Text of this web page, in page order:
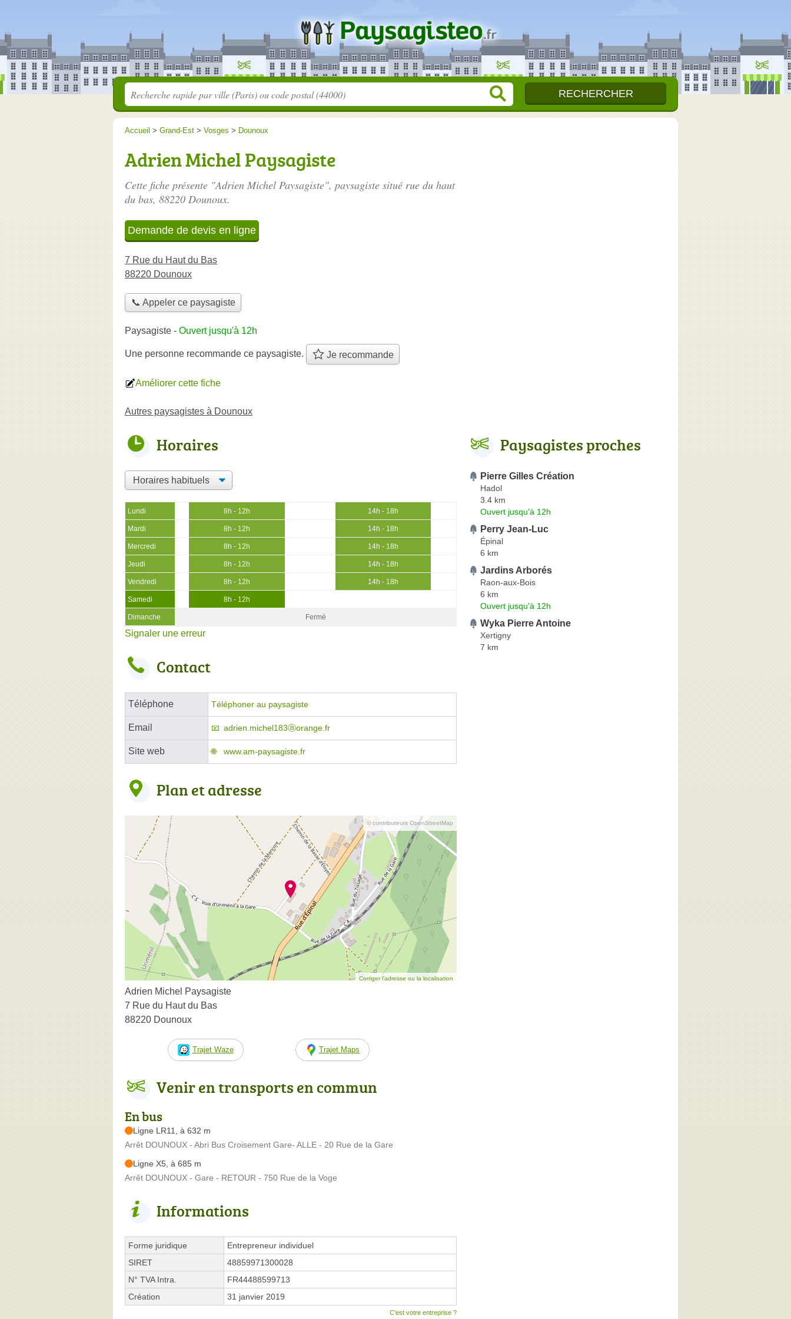
Accueil > Grand-Est > Vosges > Dounoux
Adrien Michel Paysagiste
Cette fiche présente "Adrien Michel Paysagiste", paysagiste situé rue du haut
du bas, 88220 Dounoux.
Demande de devis en ligne
7 Rue du Haut du Bas
88220 Dounoux
📞 Appeler ce paysagiste
Paysagiste - Ouvert jusqu'à 12h
Une personne recommande ce paysagiste. Je recommande
Améliorer cette fiche
Autres paysagistes à Dounoux
Horaires
Lundi 8h - 12h 14h - 18h
Mardi 8h - 12h 14h - 18h
Mercredi 8h - 12h 14h - 18h
Jeudi 8h - 12h 14h - 18h
Vendredi 8h - 12h 14h - 18h
Samedi 8h - 12h
Dimanche Fermé
Signaler une erreur
Contact
Téléphone Téléphoner au paysagiste
Email adrien.michel183ⓐorange.fr
Site web www.am-paysagiste.fr
Plan et adresse
© contributeurs OpenStreetMap
Corriger l’adresse ou la localisation
Adrien Michel Paysagiste
7 Rue du Haut du Bas
88220 Dounoux
Trajet Waze Trajet Maps
Venir en transports en commun
En bus
Ligne LR11, à 632 m
Arrêt DOUNOUX - Abri Bus Croisement Gare- ALLE - 20 Rue de la Gare
Ligne X5, à 685 m
Arrêt DOUNOUX - Gare - RETOUR - 750 Rue de la Voge
Informations
Forme juridique
Entrepreneur individuel
SIRET
48859971300028
N° TVA Intra.
FR44488599713
Création
31 janvier 2019
C'est votre entreprise ?
Paysagistes proches
Pierre Gilles Création
Hadol
3.4 km
Ouvert jusqu'à 12h
Perry Jean-Luc
Épinal
6 km
Jardins Arborés
Raon-aux-Bois
6 km
Ouvert jusqu'à 12h
Wyka Pierre Antoine
Xertigny
7 km